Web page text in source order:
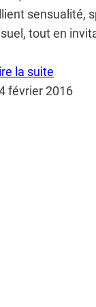
sensualité,
tout en
la suite
février 2016